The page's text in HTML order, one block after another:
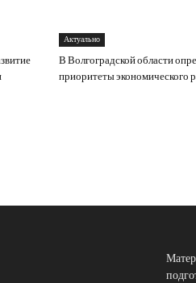
Актуально
В Волгоградской области
приоритеты экономического